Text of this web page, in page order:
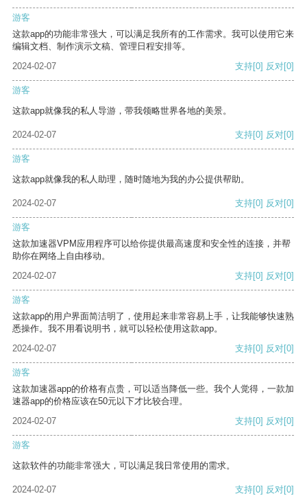
游客
这款app的功能非常强大，可以满足我所有的工作需求。我可以使用它来
编辑文档、制作演示文稿、管理日程安排等。
2024-02-07
支持[0] 反对[0]
游客
这款app就像我的私人导游，带我领略世界各地的美景。
2024-02-07 支持[0] 反对[0]
游客
这款app就像我的私人助理，随时随地为我的办公提供帮助。
2024-02-07 支持[0] 反对[0]
游客
这款加速器VPM应用程序可以给你提供最高速度和安全性的连接，并帮
助你在网络上自由移动。
2024-02-07
支持[0] 反对[0]
游客
这款app的用户界面简洁明了，使用起来非常容易上手，让我能够快速熟
悉操作。我不用看说明书，就可以轻松使用这款app。
2024-02-07
支持[0] 反对[0]
游客
这款加速器app的价格有点贵，可以适当降低一些。我个人觉得，一款加
速器app的价格应该在50元以下才比较合理。
2024-02-07
支持[0] 反对[0]
游客
这款软件的功能非常强大，可以满足我日常使用的需求。
2024-02-07 支持[0] 反对[0]